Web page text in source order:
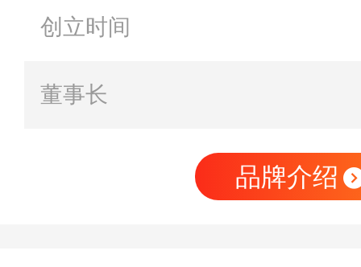
创立时间
董事长
品牌介绍